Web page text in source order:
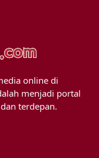
online di
menjadi portal
terdepan.